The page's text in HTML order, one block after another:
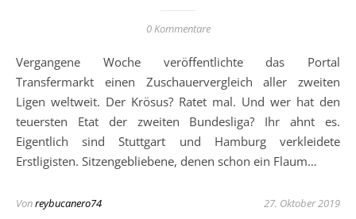
0 Kommentare
Vergangene Woche veröffentlichte das Portal
Transfermarkt einen Zuschauervergleich aller zweiten
Ligen weltweit. Der Krösus? Ratet mal. Und wer hat den
teuersten Etat der zweiten Bundesliga? Ihr ahnt es.
Eigentlich sind Stuttgart und Hamburg verkleidete
Erstligisten. Sitzengebliebene, denen schon ein Flaum…
Vonreybucanero74 27. Oktober 2019